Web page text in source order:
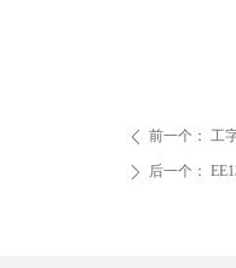
ꄲ 后一个：
ꄴ 前一个： 工